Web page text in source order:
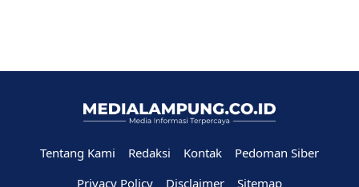
Tentang Kami Redaksi Kontak
Pedoman Siber
Privacy Policy
Disclaimer Sitemap